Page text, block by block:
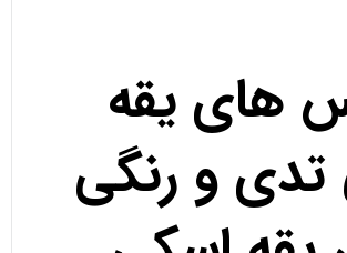
های یقه
و رنگی